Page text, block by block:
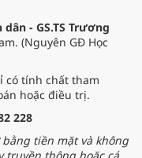
- GS.TS Trương
(Nguyên GĐ Học
có tính chất tham
hoặc điều trị.
228
tiền mặt và không